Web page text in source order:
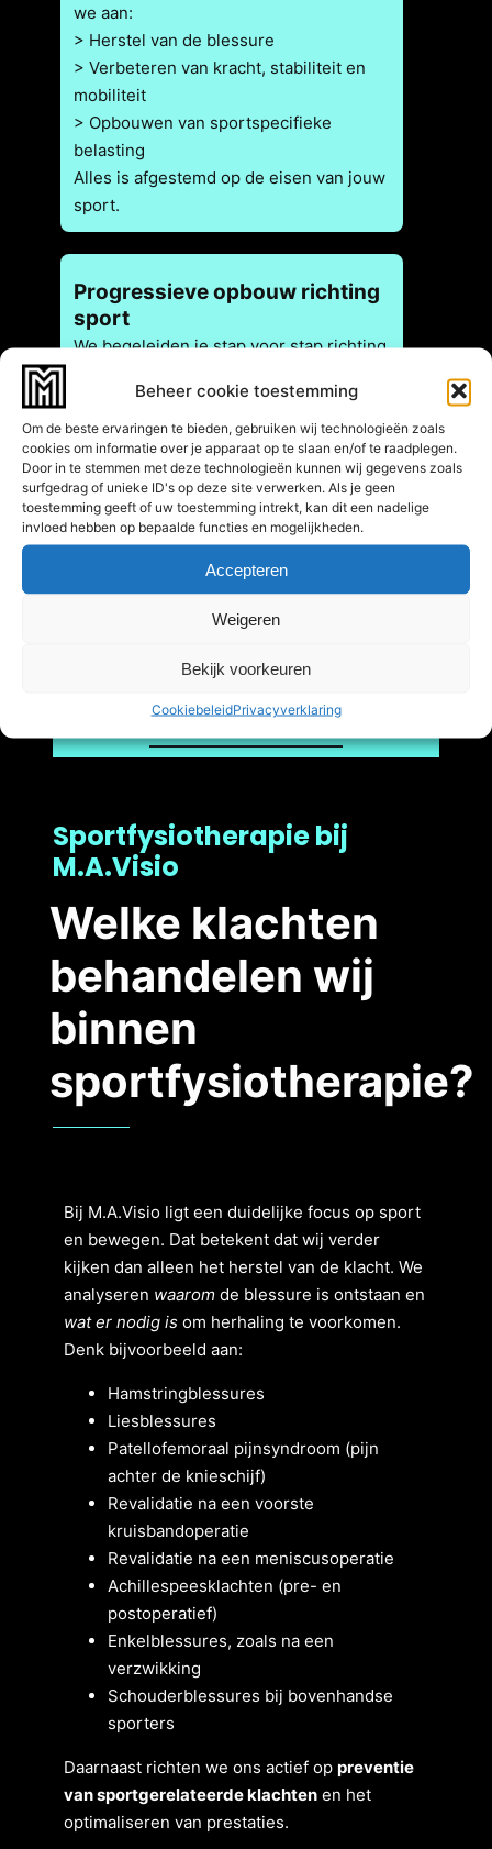
Beheer cookie toestemming
Om de beste ervaringen te bieden, gebruiken wij technologieën zoals
cookies om informatie over je apparaat op te slaan en/of te raadplegen.
Door in te stemmen met deze technologieën kunnen wij gegevens zoals
surfgedrag of unieke ID's op deze site verwerken. Als je geen
toestemming geeft of uw toestemming intrekt, kan dit een nadelige
invloed hebben op bepaalde functies en mogelijkheden.
Accepteren
Weigeren
Bekijk voorkeuren
CookiebeleidPrivacyverklaring
we aan:
> Herstel van de blessure
> Verbeteren van kracht, stabiliteit en
mobiliteit
> Opbouwen van sportspecifieke
belasting
Alles is afgestemd op de eisen van jouw
sport.
Progressieve opbouw richting
sport
We begeleiden je stap voor stap richting
we continu of jouw lichaam klaar is voor
de volgende fase. Zo verkleinen we de
kans op terugval.
Preventie & performance
Naast herstel besteden we veel
aandacht aan het voorkomen van
nieuwe blessures en, waar mogelijk, het
Sportfysiotherapie bij
M.A.Visio
Welke klachten
behandelen wij
binnen
sportfysiotherapie?
Bij M.A.Visio ligt een duidelijke focus op sport
en bewegen. Dat betekent dat wij verder
kijken dan alleen het herstel van de klacht. We
analyseren waarom de blessure is ontstaan en
wat er nodig is om herhaling te voorkomen.
Denk bijvoorbeeld aan:
Hamstringblessures
Liesblessures
Patellofemoraal pijnsyndroom (pijn
achter de knieschijf)
Revalidatie na een voorste
kruisbandoperatie
Revalidatie na een meniscusoperatie
Achillespeesklachten (pre- en
postoperatief)
Enkelblessures, zoals na een
verzwikking
Schouderblessures bij bovenhandse
sporters
Daarnaast richten we ons actief op preventie
van sportgerelateerde klachten en het
optimaliseren van prestaties.